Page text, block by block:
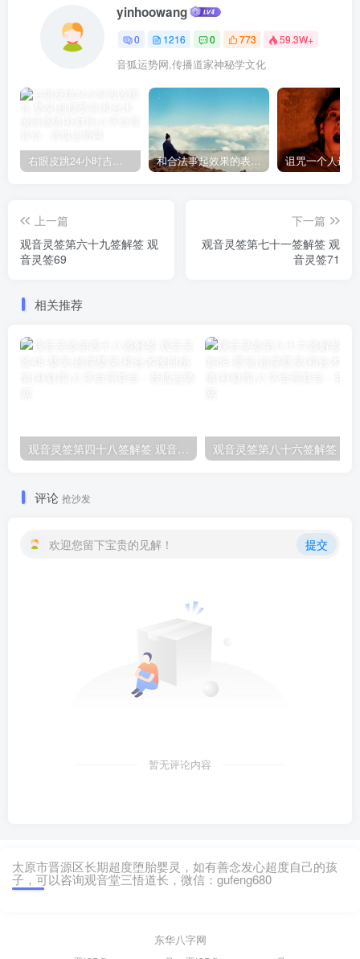
yinhoowang
0 1216 0 773 59.3W+
音狐运势网,传播道家神秘学文化
右眼皮跳24小时吉凶预兆 和合法事起效果的表现，出现这些就要留意了
上一篇
观音灵签第六十九签解签 观
音灵签69
下一篇
观音灵签第七十一签解签 观
音灵签71
相关推荐
观音灵签第四十八签解签 观音灵签48
评论 抢沙发
欢迎您留下宝贵的见解！ 提交
暂无评论内容
太原市晋源区长期超度堕胎婴灵，如有善念发心超度自己的孩
子，可以咨询观音堂三悟道长，微信：gufeng680
东华八字网